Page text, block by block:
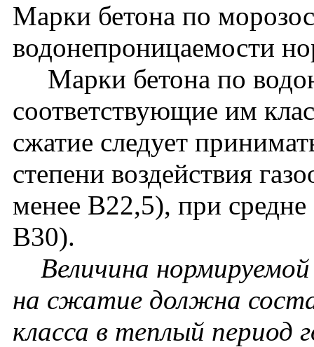
Марки бетона по
водонепроницаемости
Марки бетона по
соответствующие им
сжатие следует
степени воздействия
менее В22,5), при
В30).
Величина
на сжатие должна
класса в теплый период